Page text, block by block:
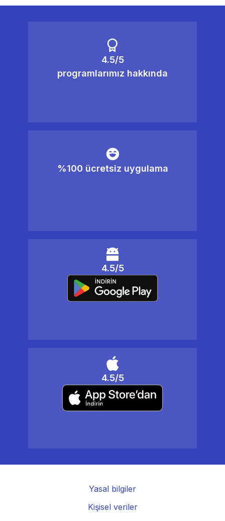
4.5/5
programlarımız hakkında
%100 ücretsiz uygulama
4.5/5
4.5/5
Yasal bilgiler
Kişisel veriler